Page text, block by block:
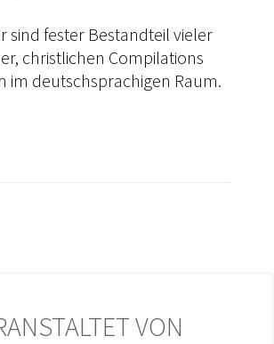
sind fester Bestandteil vieler
christlichen Compilations
im deutschsprachigen Raum.
VON